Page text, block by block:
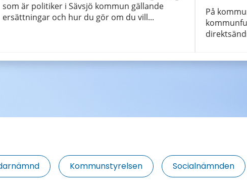
som är politiker i Sävsjö kommun gällande
ersättningar och hur du gör om du vill...
På
Kommunstyrelsen Socialnämnden